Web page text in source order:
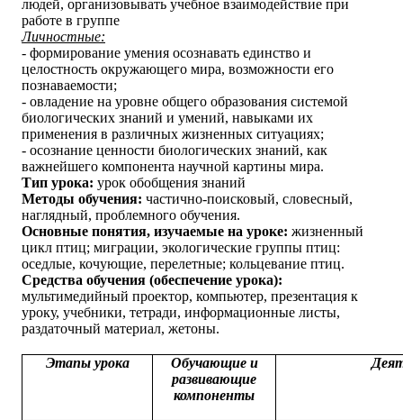
людей, организовывать учебное взаимодействие при
работе в группе
Личностные:
- формирование умения осознавать единство и
целостность окружающего мира, возможности его
познаваемости;
- овладение на уровне общего образования системой
биологических знаний и умений, навыками их
применения в различных жизненных ситуациях;
- осознание ценности биологических знаний, как
важнейшего компонента научной картины мира.
Тип урока: урок обобщения знаний
Методы обучения: частично-поисковый, словесный,
наглядный, проблемного обучения.
Основные понятия, изучаемые на уроке: жизненный
цикл птиц; миграции, экологические группы птиц:
оседлые, кочующие, перелетные; кольцевание птиц.
Средства обучения (обеспечение урока):
мультимедийный проектор, компьютер, презентация к
уроку, учебники, тетради, информационные листы,
раздаточный материал, жетоны.
Этапы урока
Обучающие и
развивающие
компоненты